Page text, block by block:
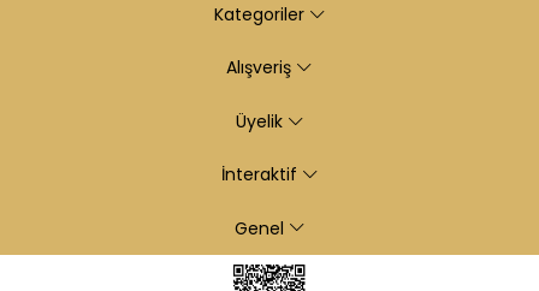
Kategoriler
Alışveriş
Üyelik
İnteraktif
Genel